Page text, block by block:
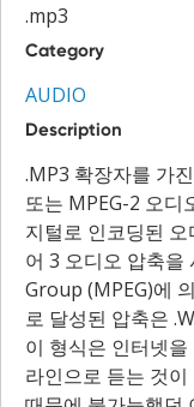
.mp3
Category
AUDIO
Description
.MP3 확장자를 가
또는 MPEG-2 오디
지털로 인코딩된
어 3 오디오 압축
Group (MPEG)에
로 달성된 압축은
이 형식은 인터넷
라인으로 듣는 것